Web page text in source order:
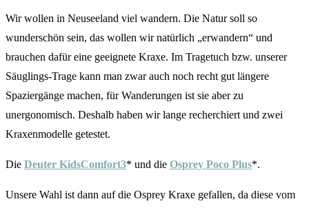
Wir wollen in Neuseeland viel wandern. Die Natur soll so
wunderschön sein, das wollen wir natürlich „erwandern“ und
brauchen dafür eine geeignete Kraxe. Im Tragetuch bzw. unserer
Säuglings-Trage kann man zwar auch noch recht gut längere
Spaziergänge machen, für Wanderungen ist sie aber zu
unergonomisch. Deshalb haben wir lange recherchiert und zwei
Kraxenmodelle getestet.
Die Deuter KidsComfort3* und die Osprey Poco Plus*.
Unsere Wahl ist dann auf die Osprey Kraxe gefallen, da diese vom